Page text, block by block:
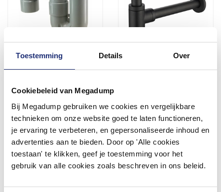
Toestemming Details Over
Cookiebeleid van Megadump
Bij Megadump gebruiken we cookies en vergelijkbare
technieken om onze website goed te laten functioneren,
je ervaring te verbeteren, en gepersonaliseerde inhoud en
advertenties aan te bieden. Door op 'Alle cookies
toestaan' te klikken, geef je toestemming voor het
gebruik van alle cookies zoals beschreven in ons beleid.
Vóór 14:00 besteld,
volgende werkdag in huis
15,67
12,95
Meer info
volgende werkdag in huis
36,00
Meer info
1 2 3 4 5 12